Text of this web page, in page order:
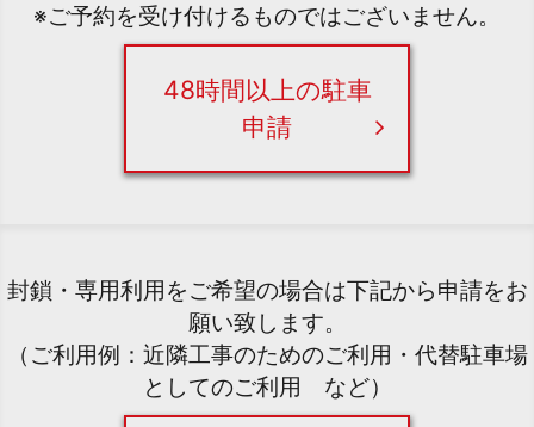
※ご予約を受け付けるものではございません。
48時間以上の駐車
申請
封鎖・専用利用をご希望の場合は下記から申請をお
願い致します。
（ご利用例：近隣工事のためのご利用・代替駐車場
としてのご利用 など）